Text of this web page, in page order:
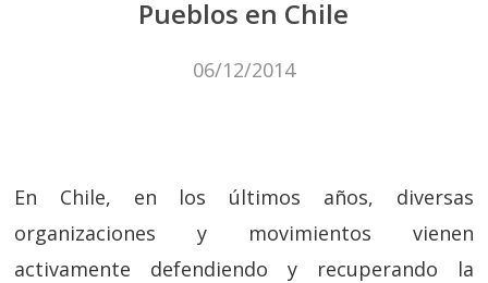
Pueblos en Chile
06/12/2014
En Chile, en los últimos años, diversas
organizaciones y movimientos vienen
activamente defendiendo y recuperando la